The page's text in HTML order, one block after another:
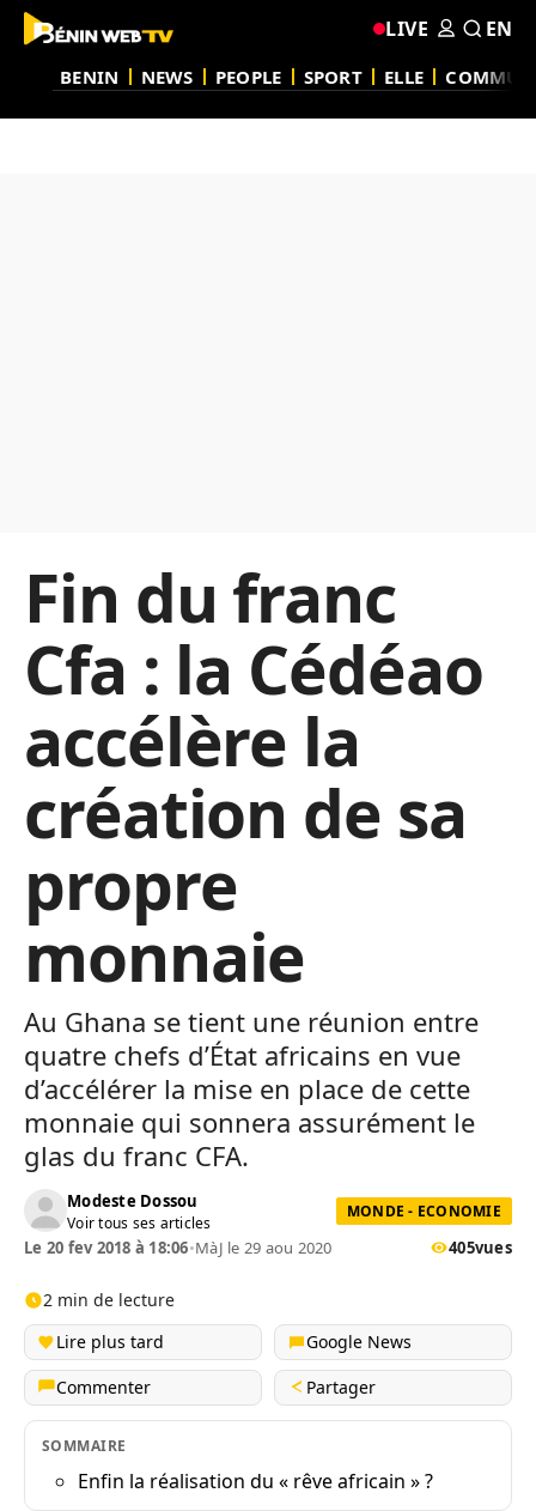
BENIN NEWS PEOPLE SPORT ELLE
LIVE EN
Fin du franc
Cfa : la Cédéao
accélère la
création de sa
propre
monnaie
Au Ghana se tient une réunion entre
quatre chefs d’État africains en vue
d’accélérer la mise en place de cette
monnaie qui sonnera assurément le
glas du franc CFA.
Modeste Dossou
Voir tous ses articles
MONDE - ECONOMIE
Le 20 fev 2018 à 18:06•MàJ le 29 aou 2020 405vues
2 min de lecture
Lire plus tard
Google News
Commenter
Partager
SOMMAIRE
Enfin la réalisation du « rêve africain » ?